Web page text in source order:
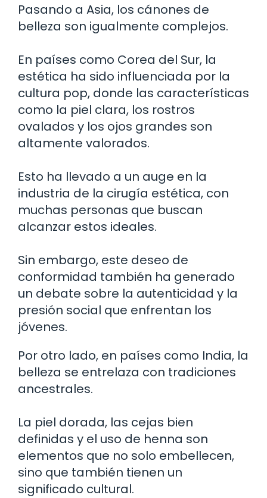
Pasando a Asia, los cánones de
belleza son igualmente complejos.
En países como Corea del Sur, la
estética ha sido influenciada por la
cultura pop, donde las características
como la piel clara, los rostros
ovalados y los ojos grandes son
altamente valorados.
Esto ha llevado a un auge en la
industria de la cirugía estética, con
muchas personas que buscan
alcanzar estos ideales.
Sin embargo, este deseo de
conformidad también ha generado
un debate sobre la autenticidad y la
presión social que enfrentan los
jóvenes.
Por otro lado, en países como India, la
belleza se entrelaza con tradiciones
ancestrales.
La piel dorada, las cejas bien
definidas y el uso de henna son
elementos que no solo embellecen,
sino que también tienen un
significado cultural.